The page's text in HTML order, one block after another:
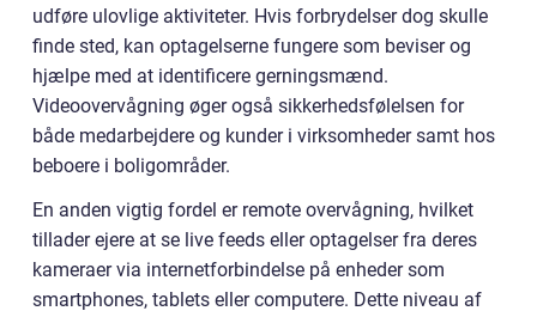
udføre ulovlige aktiviteter. Hvis forbrydelser dog skulle
finde sted, kan optagelserne fungere som beviser og
hjælpe med at identificere gerningsmænd.
Videoovervågning øger også sikkerhedsfølelsen for
både medarbejdere og kunder i virksomheder samt hos
beboere i boligområder.
En anden vigtig fordel er remote overvågning, hvilket
tillader ejere at se live feeds eller optagelser fra deres
kameraer via internetforbindelse på enheder som
smartphones, tablets eller computere. Dette niveau af